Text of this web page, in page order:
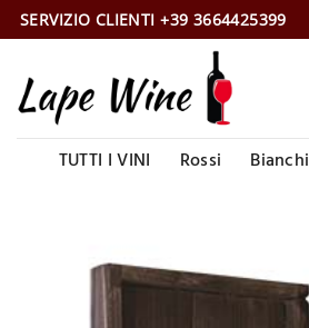
Salta
ai
SERVIZIO CLIENTI +39 3664425399
TUTTI I VINI Rossi Bianchi